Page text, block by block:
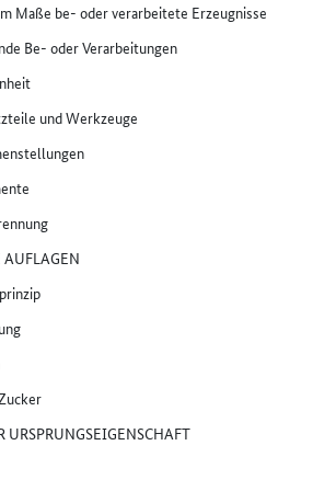
Maße be- oder verarbeitete Erzeugnisse
Be- oder Verarbeitungen
und Werkzeuge